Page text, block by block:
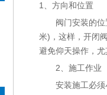
1、方向和位置
阀门安装的位置
米)，这样，开闭
避免仰天操作，
2、施工作业
安装施工必须